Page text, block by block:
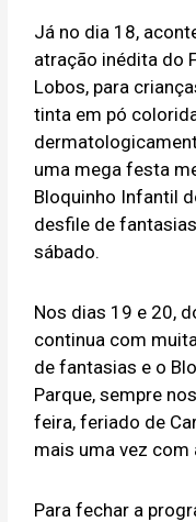
Já no dia 18,
atração inédita do
Lobos, para
tinta em pó
uma mega festa
Bloquinho Infantil
desfile de
sábado.
Nos dias 19 e 20,
continua com
de fantasias e o
Parque, sempre
feira, feriado de
mais uma vez
Para fechar a